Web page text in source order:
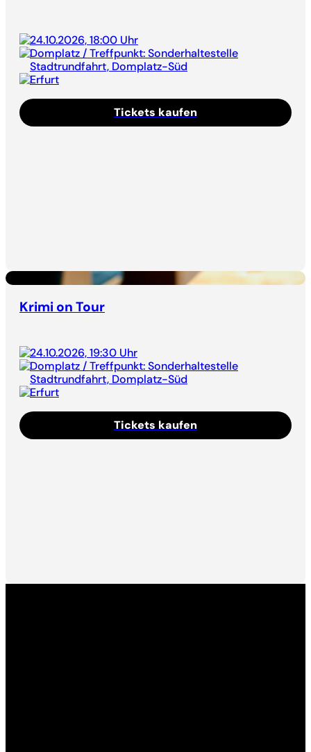
24.10.2026, 18:00 Uhr
Domplatz / Treffpunkt: Sonderhaltestelle
Stadtrundfahrt, Domplatz-Süd
Erfurt
Tickets kaufen
Krimi on Tour
24.10.2026, 19:30 Uhr
Domplatz / Treffpunkt: Sonderhaltestelle
Stadtrundfahrt, Domplatz-Süd
Erfurt
Tickets kaufen